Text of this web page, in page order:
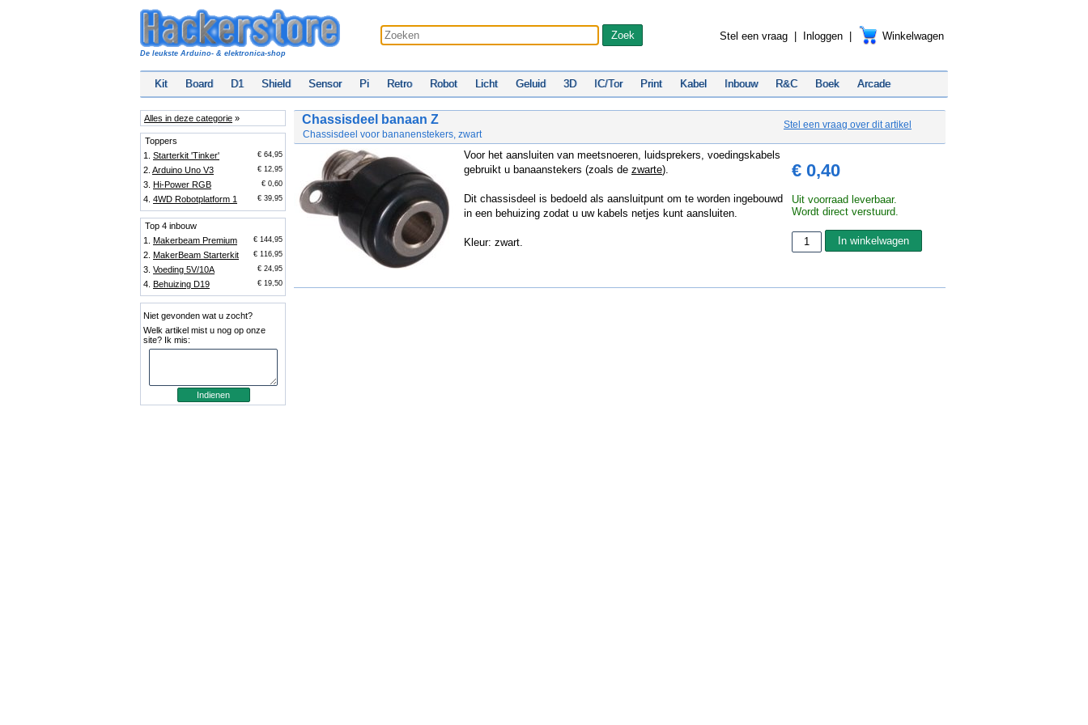
De leukste Arduino- & elektronica-shop
Stel een vraag Inloggen Winkelwagen
Kit Board D1 Shield Sensor Pi Retro Robot Licht Geluid 3D IC/Tor Print Kabel Inbouw R&C Boek Arcade
Alles in deze categorie »
Toppers
1. Starterkit 'Tinker' € 64,95
2. Arduino Uno V3 € 12,95
3. Hi-Power RGB € 0,60
4. 4WD Robotplatform 1 € 39,95
Top 4 inbouw
1. Makerbeam Premium € 144,95
2. MakerBeam Starterkit € 116,95
3. Voeding 5V/10A € 24,95
4. Behuizing D19 € 19,50
Niet gevonden wat u zocht?
Welk artikel mist u nog op onze
site? Ik mis:
Chassisdeel banaan Z
Chassisdeel voor bananenstekers, zwart
Stel een vraag over dit artikel
Voor het aansluiten van meetsnoeren, luidsprekers, voedingskabels
gebruikt u banaanstekers (zoals de zwarte).
Dit chassisdeel is bedoeld als aansluitpunt om te worden ingebouwd
in een behuizing zodat u uw kabels netjes kunt aansluiten.
Kleur: zwart.
€ 0,40
Uit voorraad leverbaar.
Wordt direct verstuurd.